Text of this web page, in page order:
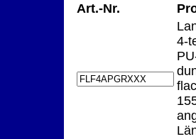
Art.-Nr.
4-